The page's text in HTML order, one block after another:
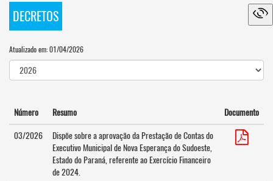
DECRETOS
Atualizado em: 01/04/2026
Número Resumo
Documento
03/2026
Dispõe sobre a aprovação da Prestação de Contas do
Executivo Municipal de Nova Esperança do Sudoeste,
Estado do Paraná, referente ao Exercício Financeiro
de 2024.